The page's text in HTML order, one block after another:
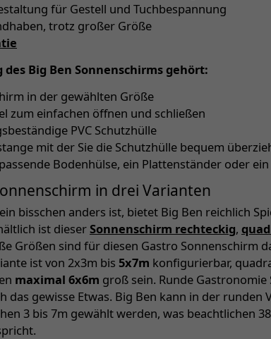
für Gestell und Tuchbespannung
trotz großer Größe
Big Ben Sonnenschirms gehört:
in der gewählten Größe
zum einfachen öffnen und schließen
PVC Schutzhülle
mit der Sie die Schutzhülle bequem
Bodenhülse, ein Plattenständer oder
in drei Varianten
bisschen anders ist, bietet Big Ben reichlich
ist dieserSonnenschirm rechteckig,
Größen sind für diesen Gastro Sonnenschirm
ist von 2x3m bis 5x7m konfigurierbar,
maximal 6x6m groß sein. Runde
das gewisse Etwas. Big Ben kann in der runden
3 bis 7m gewählt werden, was beachtlichen